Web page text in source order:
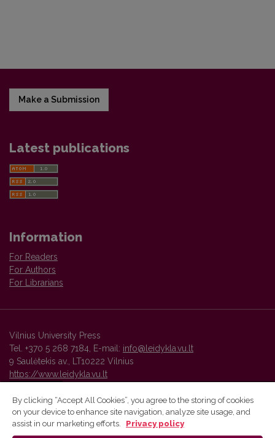
Make a Submission
Latest publications
Information
For Readers
For Authors
For Librarians
Vilnius University Press
Tel. +370 5 268 7184, E-mail: info@leidykla.vu.lt
9 Saulėtekis av., LT10222 Vilnius
https://www.leidykla.vu.lt
Vilnius University Press platform and metadata are distributed by
By clicking “Accept All Cookies”, you agree to the storing of cookies
on your device to enhance site navigation, analyze site usage, and
assist in our marketing efforts.
Privacy policy